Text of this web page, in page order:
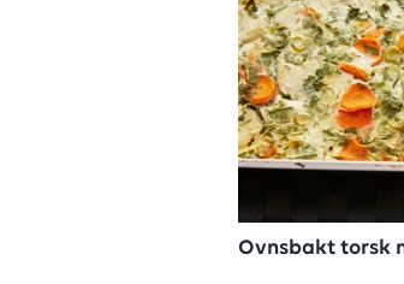
Ovnsbakt torsk